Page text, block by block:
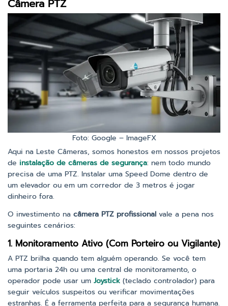
Câmera PTZ
Foto: Google – ImageFX
Aqui na Leste Câmeras, somos honestos em nossos projetos
de instalação de câmeras de segurança: nem todo mundo
precisa de uma PTZ. Instalar uma Speed Dome dentro de
um elevador ou em um corredor de 3 metros é jogar
dinheiro fora.
O investimento na câmera PTZ profissional vale a pena nos
seguintes cenários:
1. Monitoramento Ativo (Com Porteiro ou Vigilante)
A PTZ brilha quando tem alguém operando. Se você tem
uma portaria 24h ou uma central de monitoramento, o
operador pode usar um Joystick (teclado controlador) para
seguir veículos suspeitos ou verificar movimentações
estranhas. É a ferramenta perfeita para a segurança humana.